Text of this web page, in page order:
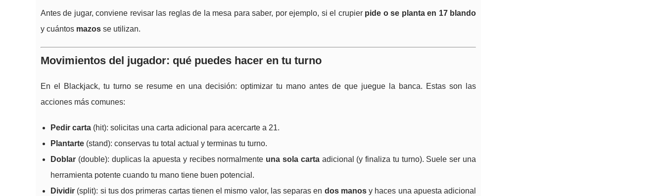
Antes de jugar, conviene revisar las reglas de la mesa para saber, por ejemplo, si el crupier pide o se planta en 17 blando
y cuántos mazos se utilizan.
Movimientos del jugador: qué puedes hacer en tu turno
En el Blackjack, tu turno se resume en una decisión: optimizar tu mano antes de que juegue la banca. Estas son las
acciones más comunes:
Pedir carta (hit): solicitas una carta adicional para acercarte a 21.
Plantarte (stand): conservas tu total actual y terminas tu turno.
Doblar (double): duplicas la apuesta y recibes normalmente una sola cartaadicional (y finaliza tu turno). Suele ser una
herramienta potente cuando tu mano tiene buen potencial.
Dividir (split): si tus dos primeras cartas tienen el mismo valor, las separas en dos manosy haces una apuesta adicional